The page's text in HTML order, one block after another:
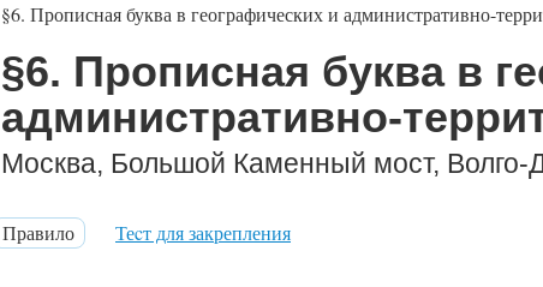
§6. Прописная буква в географических и административно-
§6. Прописная буква в
административно-
Москва, Большой Каменный мост, Волго-
Правило Теcт для закрепления